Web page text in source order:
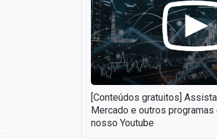
[Conteúdos gratuitos]
Mercado e outros
nosso Youtube